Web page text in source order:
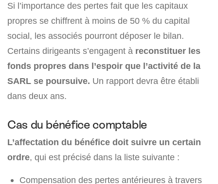
Si l’importance des pertes fait que les capitaux
propres se chiffrent à moins de 50 % du capital
social, les associés pourront déposer le bilan.
Certains dirigeants s’engagent à reconstituer les
fonds propres dans l’espoir que l’activité de la
SARL se poursuive. Un rapport devra être établi
dans deux ans.
Cas du bénéfice comptable
L’affectation du bénéfice doit suivre un certain
ordre, qui est précisé dans la liste suivante :
Compensation des pertes antérieures à travers